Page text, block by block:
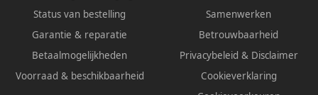
Status van bestelling
Garantie & reparatie
Betaalmogelijkheden
Voorraad & beschikbaarheid
Samenwerken
Betrouwbaarheid
Privacybeleid & Disclaimer
Cookieverklaring